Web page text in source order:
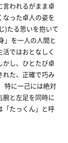
われるがまま卓
った卓人の姿を
)たる思いを抱いて
」を一人の人間と
ではおとなしく
し、ひとたび卓
た、正確で巧み
特に一己には絶対
腕と左足を同時に
「たっくん」と呼